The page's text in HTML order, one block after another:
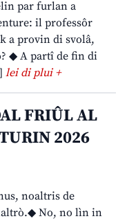
par furlan a
il professôr
a provin di svolâ,
◆ A partî de fin di
lei di plui +
FRIÛL AL
2026
noaltris de
No, no lìn in